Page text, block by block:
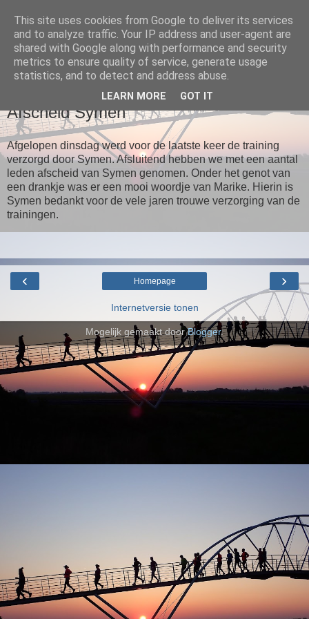
Loopgroep Wommels
Afscheid Symen
Afgelopen dinsdag werd voor de laatste keer de training
verzorgd door Symen. Afsluitend hebben we met een aantal
leden afscheid van Symen genomen. Onder het genot van
een drankje was er een mooi woordje van Marike. Hierin is
Symen bedankt voor de vele jaren trouwe verzorging van de
trainingen.
‹ ›
Homepage
Internetversie tonen
Mogelijk gemaakt doorBlogger.
This site uses cookies from Google to deliver its services
and to analyze traffic. Your IP address and user-agent are
shared with Google along with performance and security
metrics to ensure quality of service, generate usage
statistics, and to detect and address abuse.
LEARN MORE GOT IT